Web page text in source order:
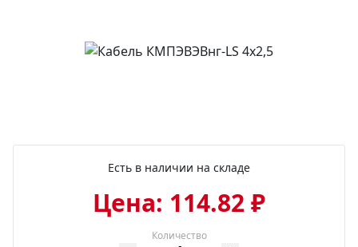
Есть в наличии на складе
Цена: 114.82 ₽
Количество